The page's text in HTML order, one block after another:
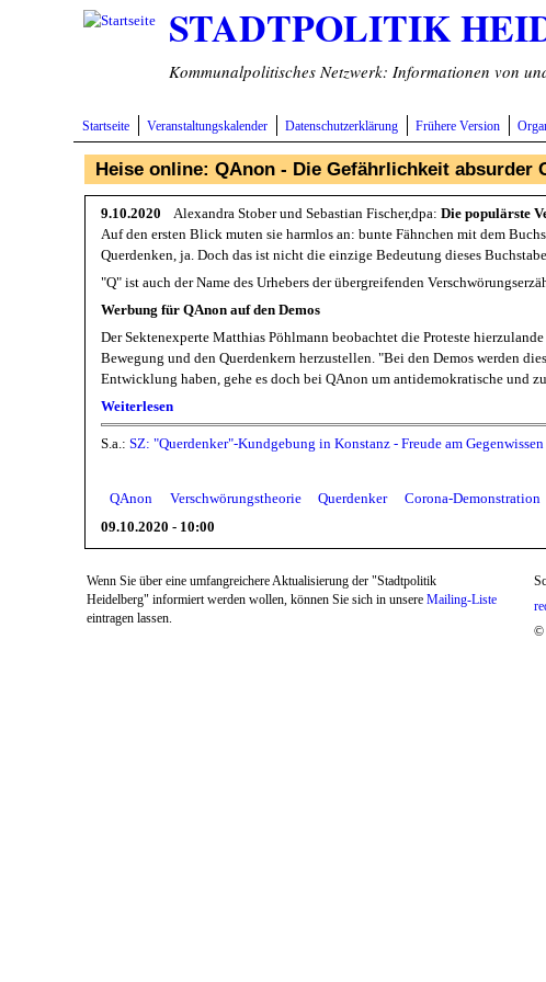
Direkt zum Inhalt STADTPOLITIK
Kommunalpolitisches Netzwerk: Informationen von
Startseite Veranstaltungskalender Datenschutzerklärung Frühere Version
Heise online: QAnon - Die Gefährlichkeit absurder
9.10.2020 Alexandra Stober und Sebastian Fischer,dpa:Die populärste
Auf den ersten Blick muten sie harmlos an: bunte Fähnchen mit dem
Querdenken, ja. Doch das ist nicht die einzige Bedeutung dieses
"Q" ist auch der Name des Urhebers der übergreifenden
Werbung für QAnon auf den Demos
Der Sektenexperte Matthias Pöhlmann beobachtet die Proteste
Bewegung und den Querdenkern herzustellen. "Bei den Demos werden
Entwicklung haben, gehe es doch bei QAnon um antidemokratische und
Weiterlesen
S.a.: SZ: "Querdenker"-Kundgebung in Konstanz - Freude am
QAnon Verschwörungstheorie Querdenker
Corona-Demonstration
09.10.2020 - 10:00
Wenn Sie über eine umfangreichere Aktualisierung der "Stadtpolitik
Heidelberg" informiert werden wollen, können Sie sich in unsereMailing-Liste
eintragen lassen.
©